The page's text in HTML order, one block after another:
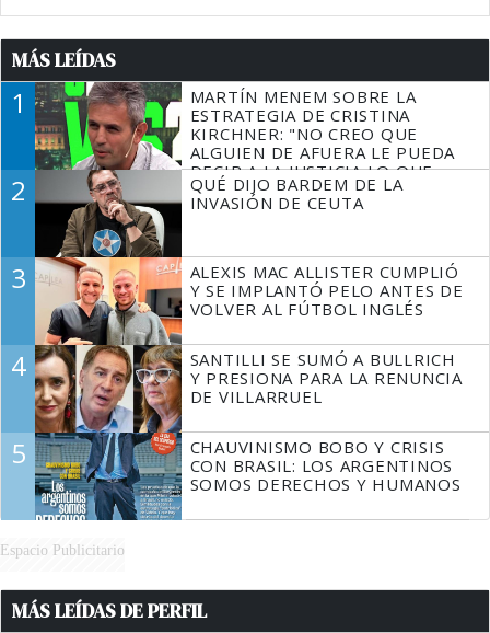
MÁS LEÍDAS
1
MARTÍN MENEM SOBRE LA
ESTRATEGIA DE CRISTINA
KIRCHNER: "NO CREO QUE
ALGUIEN DE AFUERA LE PUEDA
DECIR A LA JUSTICIA LO QUE
TIENE QUE HACER"
2
QUÉ DIJO BARDEM DE LA
INVASIÓN DE CEUTA
3
ALEXIS MAC ALLISTER CUMPLIÓ
Y SE IMPLANTÓ PELO ANTES DE
VOLVER AL FÚTBOL INGLÉS
4
SANTILLI SE SUMÓ A BULLRICH
Y PRESIONA PARA LA RENUNCIA
DE VILLARRUEL
5
CHAUVINISMO BOBO Y CRISIS
CON BRASIL: LOS ARGENTINOS
SOMOS DERECHOS Y HUMANOS
Espacio Publicitario
MÁS LEÍDAS DE PERFIL